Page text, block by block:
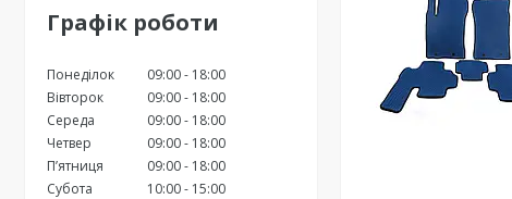
Графік роботи
Понеділок 09:00
18:00
Вівторок
09:00
18:00
Середа
09:00
18:00
Четвер
09:00
18:00
Пʼятниця
09:00
18:00
Субота
10:00
15:00